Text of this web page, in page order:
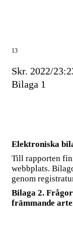
13
Skr. 2022/
Bilaga 1
Elektroniska
Till rapporten
webbplats.
genom
Bilaga 2.
främmande